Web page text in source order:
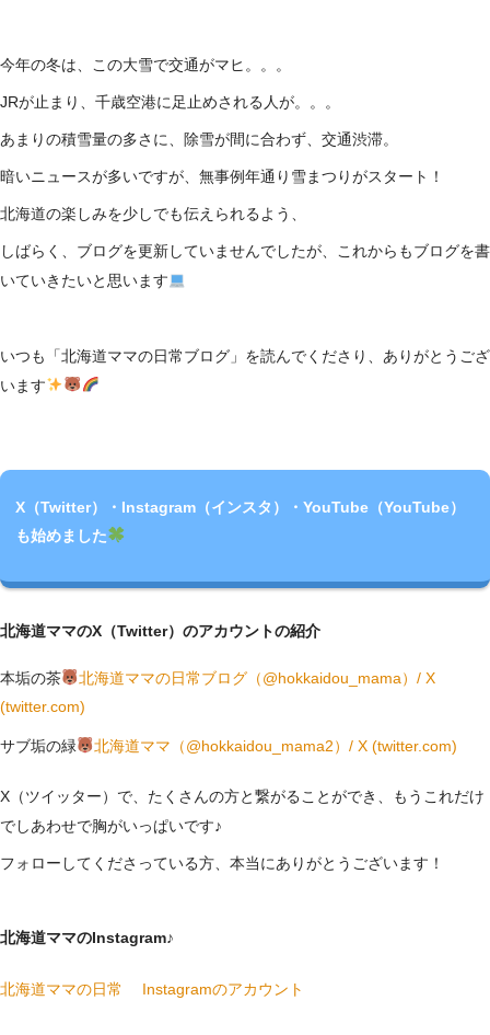
今年の冬は、この大雪で交通がマヒ。。。
JRが止まり、千歳空港に足止めされる人が。。。
あまりの積雪量の多さに、除雪が間に合わず、交通渋滞。
暗いニュースが多いですが、無事例年通り雪まつりがスタート！
北海道の楽しみを少しでも伝えられるよう、
しばらく、ブログを更新していませんでしたが、これからもブログを書
いていきたいと思います
いつも「北海道ママの日常ブログ」を読んでくださり、ありがとうござ
います
X（Twitter）・Instagram（インスタ）・YouTube（YouTube）
も始めました
北海道ママのX（Twitter）のアカウントの紹介
本垢の茶
北海道ママの日常ブログ（@hokkaidou_mama）/ X
(twitter.com)
サブ垢の緑 北海道ママ（@hokkaidou_mama2）/ X (twitter.com)
X（ツイッター）で、たくさんの方と繋がることができ、もうこれだけ
でしあわせで胸がいっぱいです♪
フォローしてくださっている方、本当にありがとうございます！
北海道ママのInstagram♪
北海道ママの日常 Instagramのアカウント